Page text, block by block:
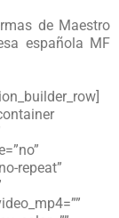
de Maestro
española MF
repeat”